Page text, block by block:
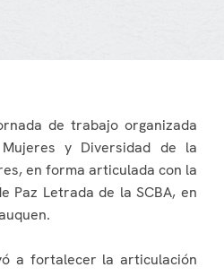
de trabajo organizada
y Diversidad de la
en forma articulada con la
Paz Letrada de la SCBA, en
a fortalecer la articulación